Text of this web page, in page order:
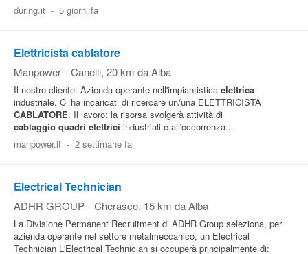
during.it - 5 giorni fa
Elettricista cablatore
Manpower - Canelli, 20 km da Alba
Il nostro cliente: Azienda operante nell'impiantistica elettrica
industriale. Ci ha incaricati di ricercare un/una ELETTRICISTA
CABLATORE. Il lavoro: la risorsa svolgerà attività di
cablaggio quadri elettrici industriali e all'occorrenza...
manpower.it - 2 settimane fa
Electrical Technician
ADHR GROUP - Cherasco, 15 km da Alba
La Divisione Permanent Recruitment di ADHR Group seleziona, per
azienda operante nel settore metalmeccanico, un Electrical
Technician L'Electrical Technician si occuperà principalmente di: